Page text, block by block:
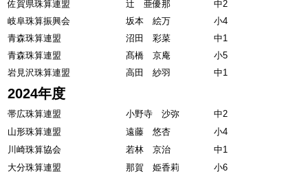
佐賀県珠算連盟
辻 亜優那
中2
岐阜珠算振興会
坂本 絵万
小4
青森珠算連盟
沼田 彩菜
中1
青森珠算連盟
髙橋 京庵
小5
岩見沢珠算連盟
高田 紗羽 中1
2024年度
帯広珠算連盟 小野寺 沙弥
中2
山形珠算連盟
遠藤 悠杏
小4
川崎珠算協会
若林 京治
中1
大分珠算連盟
那賀 姫香莉
小6